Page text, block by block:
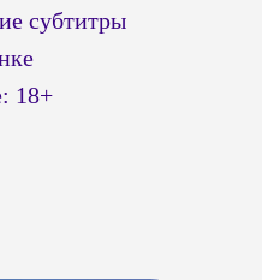
субтитры
18+